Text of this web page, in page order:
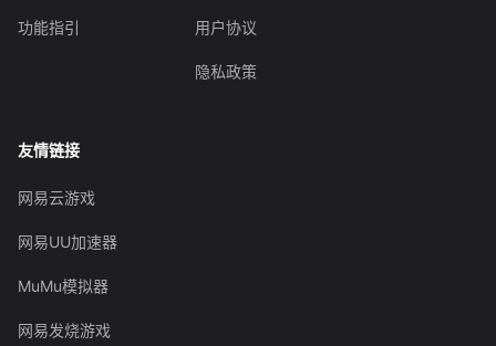
功能指引 用户协议
隐私政策
友情链接
网易云游戏
网易UU加速器
MuMu模拟器
网易发烧游戏